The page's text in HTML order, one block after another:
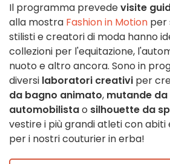
Il programma prevedevisite
alla mostra Fashion in Motion per
stilisti e creatori di moda hanno
collezioni per l'equitazione,
nuoto e altro ancora. Sono in
diversi laboratori creativi per
da bagno animato, mutande
automobilistao silhouette da
vestire i più grandi atleti con
per i nostri couturier in erba!